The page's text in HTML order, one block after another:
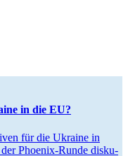
in die EU?
für die Ukraine in
Phoenix-Runde disku­